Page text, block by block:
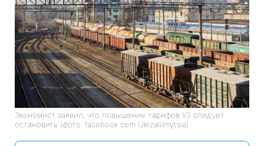
Экономист заявил, что повышение тарифов УЗ следует
остановить (фото: facebook com Ukrzaliznytsia)